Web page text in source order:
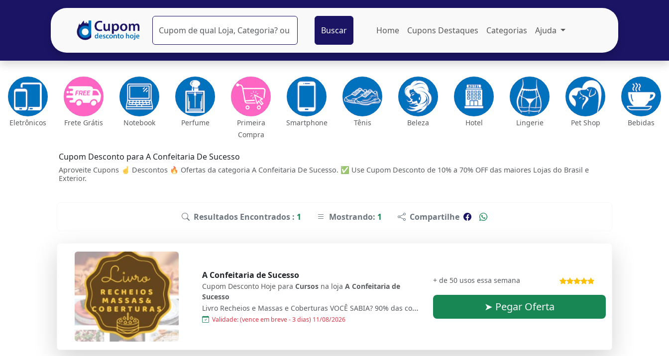
Buscar Home Cupons Destaques Categorias Ajuda
Eletrônicos Frete Grátis Notebook Perfume
Primeira
Compra
Smartphone Tênis Beleza Hotel Lingerie Pet Shop Bebidas
Cupom Desconto para A Confeitaria De Sucesso
Aproveite Cupons ☝ Descontos 🔥 Ofertas da categoria A Confeitaria De Sucesso. ✅ Use Cupom Desconto de 10% a 70% OFF das maiores Lojas do Brasil e
Exterior.
Resultados Encontrados : 1 Mostrando: 1 Compartilhe
A Confeitaria de Sucesso
Cupom Desconto Hoje para Cursos na loja A Confeitaria de
Sucesso
Livro Recheios e Massas e Coberturas VOCÊ SABIA? 90% das confeiteiras Iniciantes e Avançadas que usam as nossas apostilas aumentaram MUITO suas vendas e seu reconhecimento? Agora Você também pode ADQUIRA JÁ A SUA
Validade: (vence em breve - 3 dias) 11/08/2026
+ de 50 usos essa semana
➤ Pegar Oferta